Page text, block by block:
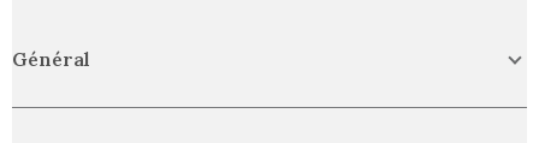
Général